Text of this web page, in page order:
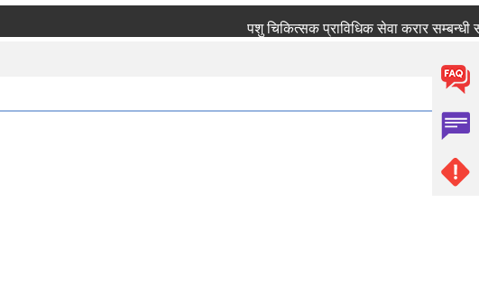
पशु चिकित्सक प्राविधिक सेवा करार सम्बन्धी